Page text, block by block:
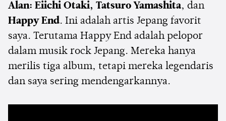
Alan: Eiichi Otaki, Tatsuro Yamashita, dan
Happy End. Ini adalah artis Jepang favorit
saya. Terutama Happy End adalah pelopor
dalam musik rock Jepang. Mereka hanya
merilis tiga album, tetapi mereka legendaris
dan saya sering mendengarkannya.